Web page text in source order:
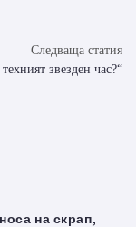
Следваща статия
звезден час?“
на скрап,